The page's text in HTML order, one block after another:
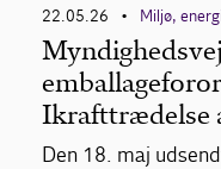
22.05.26 • Miljø,
Ikrafttrædelse
Den 18. maj